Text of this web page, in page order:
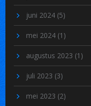
juni 2024 (5)
mei 2024 (1)
augustus 2023 (1)
juli 2023 (3)
mei 2023 (2)